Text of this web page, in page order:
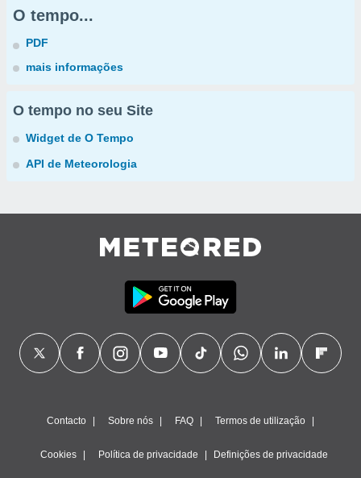
O tempo...
PDF
mais informações
O tempo no seu Site
Widget de O Tempo
API de Meteorologia
Contacto Sobre nós FAQ Termos de utilização
Cookies Política de privacidade Definições de privacidade